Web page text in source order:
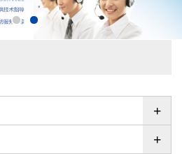
+
+